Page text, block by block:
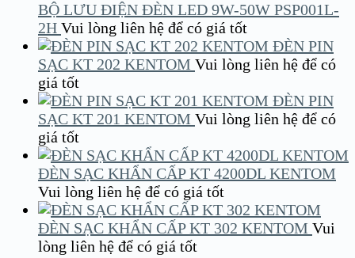
BỘ LƯU ĐIỆN ĐÈN LED 9W-50W PSP001L-
2H Vui lòng liên hệ để có giá tốt
ĐÈN PIN
SẠC KT 202 KENTOM Vui lòng liên hệ để có
giá tốt
ĐÈN PIN
SẠC KT 201 KENTOM Vui lòng liên hệ để có
giá tốt
ĐÈN SẠC KHẨN CẤP KT 4200DL KENTOM
Vui lòng liên hệ để có giá tốt
ĐÈN SẠC KHẨN CẤP KT 302 KENTOM Vui
lòng liên hệ để có giá tốt